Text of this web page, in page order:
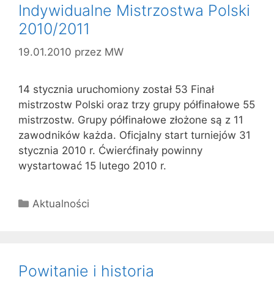
Indywidualne Mistrzostwa Polski
2010/2011
19.01.2010 przez MW
14 stycznia uruchomiony został 53 Finał
mistrzostw Polski oraz trzy grupy półfinałowe 55
mistrzostw. Grupy półfinałowe złożone są z 11
zawodników każda. Oficjalny start turniejów 31
stycznia 2010 r. Ćwierćfinały powinny
wystartować 15 lutego 2010 r.
Kategorie
Aktualności
Powitanie i historia